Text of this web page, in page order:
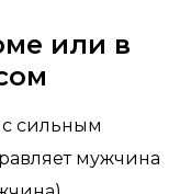
или в
с сильным
мужчина